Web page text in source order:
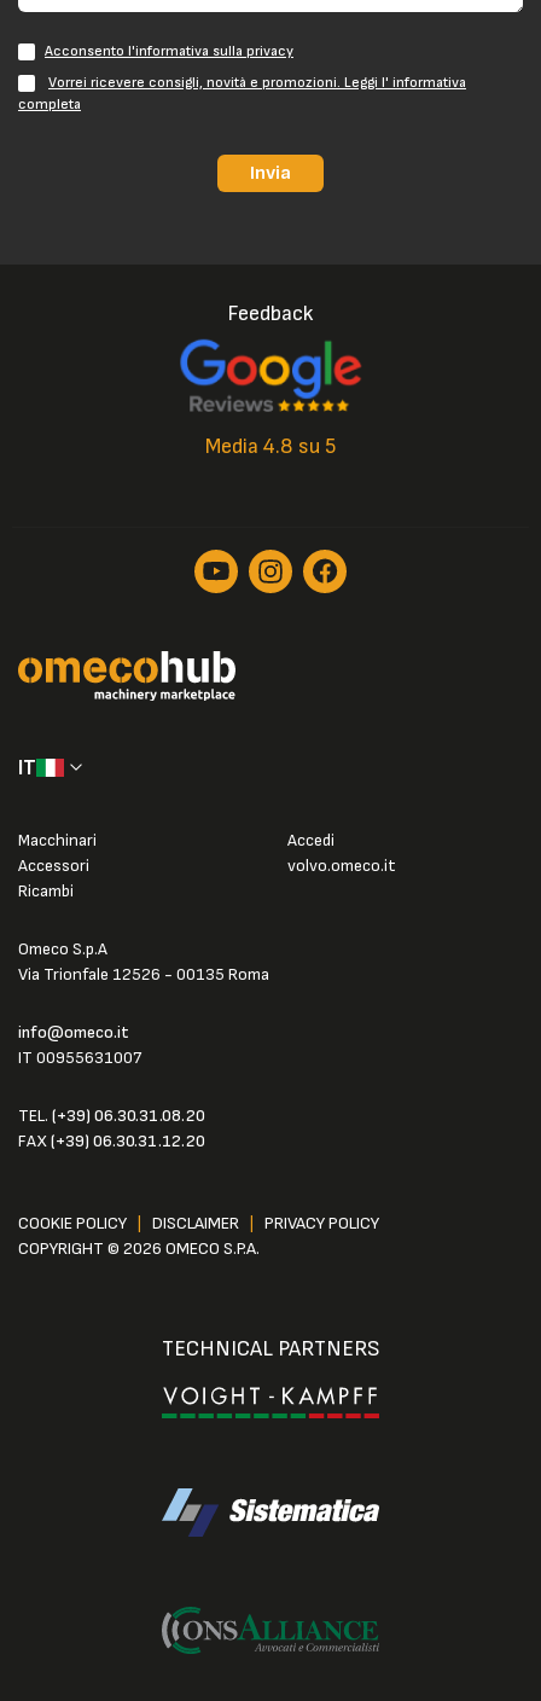
Acconsento l'informativa sulla privacy
Vorrei ricevere consigli, novità e promozioni. Leggi l' informativa
completa
Invia
Feedback
Media 4.8 su 5
IT
Omeco S.p.A
Via Trionfale 12526 - 00135 Roma
info@omeco.it
IT 00955631007
TEL. (+39) 06.30.31.08.20
FAX(+39) 06.30.31.12.20
Macchinari
Accessori
Ricambi
Accedi
volvo.omeco.it
COOKIE POLICY DISCLAIMER
PRIVACY POLICY
COPYRIGHT © 2026 OMECO S.P.A.
TECHNICAL PARTNERS